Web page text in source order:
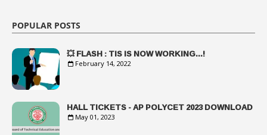
POPULAR POSTS
💥 FLASH : TIS IS NOW WORKING...!
February 14, 2022
HALL TICKETS - AP POLYCET 2023 DOWNLOAD
May 01, 2023